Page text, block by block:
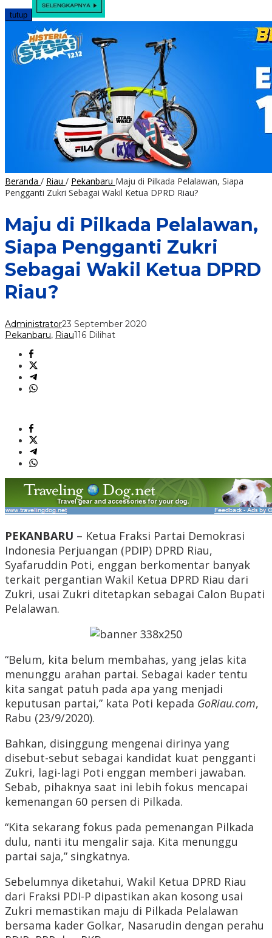
tutup
Beranda / Riau / Pekanbaru Maju di Pilkada Pelalawan, Siapa
Pengganti Zukri Sebagai Wakil Ketua DPRD Riau?
Maju di Pilkada Pelalawan,
Siapa Pengganti Zukri
Sebagai Wakil Ketua DPRD
Riau?
Administrator23 September 2020
Pekanbaru, Riau116 Dilihat
PEKANBARU – Ketua Fraksi Partai Demokrasi
Indonesia Perjuangan (PDIP) DPRD Riau,
Syafaruddin Poti, enggan berkomentar banyak
terkait pergantian Wakil Ketua DPRD Riau dari
Zukri, usai Zukri ditetapkan sebagai Calon Bupati
Pelalawan.
“Belum, kita belum membahas, yang jelas kita
menunggu arahan partai. Sebagai kader tentu
kita sangat patuh pada apa yang menjadi
keputusan partai,” kata Poti kepada GoRiau.com,
Rabu (23/9/2020).
Bahkan, disinggung mengenai dirinya yang
disebut-sebut sebagai kandidat kuat pengganti
Zukri, lagi-lagi Poti enggan memberi jawaban.
Sebab, pihaknya saat ini lebih fokus mencapai
kemenangan 60 persen di Pilkada.
“Kita sekarang fokus pada pemenangan Pilkada
dulu, nanti itu mengalir saja. Kita menunggu
partai saja,” singkatnya.
Sebelumnya diketahui, Wakil Ketua DPRD Riau
dari Fraksi PDI-P dipastikan akan kosong usai
Zukri memastikan maju di Pilkada Pelalawan
bersama kader Golkar, Nasarudin dengan perahu